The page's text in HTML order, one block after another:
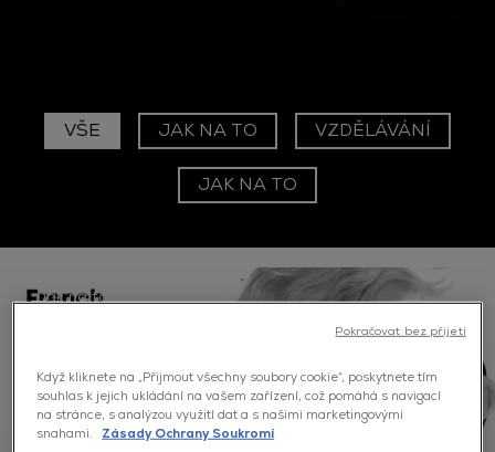
VŠE JAK NA TO VZDĚLÁVÁNÍ
JAK NA TO
Jak na to
Když kliknete na „Přijmout všechny soubory cookie“, poskytnete tím
souhlas k jejich ukládání na vašem zařízení, což pomáhá s navigací
na stránce, s analýzou využití dat a s našimi marketingovými
snahami.
Zásady Ochrany Soukromí
Pokračovat bez přijetí